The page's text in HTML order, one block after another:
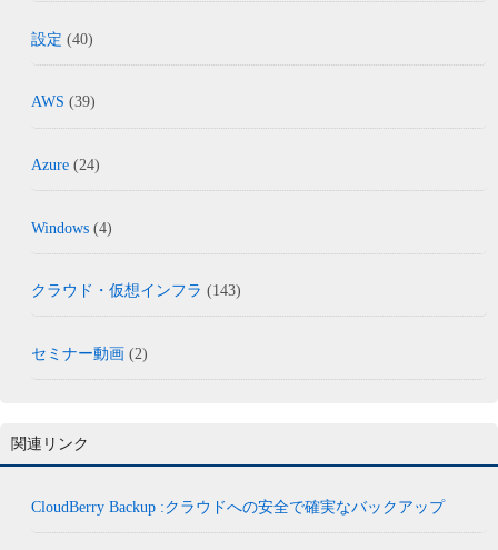
設定 (40)
AWS (39)
Azure (24)
Windows (4)
クラウド・仮想インフラ (143)
セミナー動画 (2)
関連リンク
CloudBerry Backup :クラウドへの安全で確実なバックアップ